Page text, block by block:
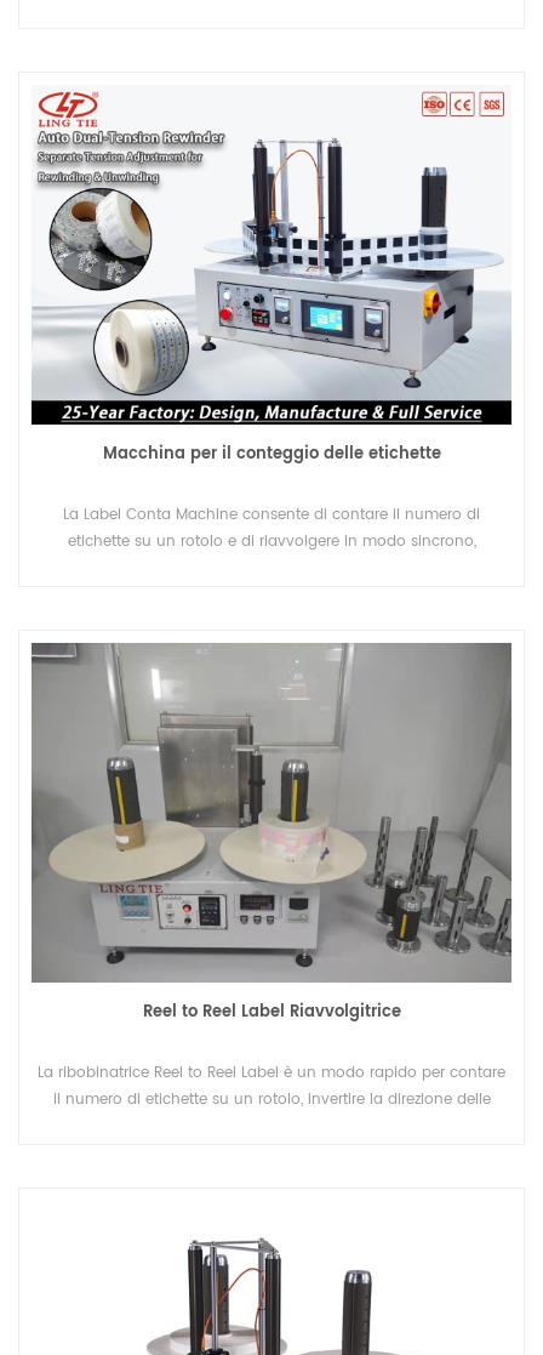
Macchina per il conteggio delle etichette
La Label Conta Machine consente di contare il numero di
etichette su un rotolo e di riavvolgere in modo sincrono,
Reel to Reel Label Riavvolgitrice
La ribobinatrice Reel to Reel Label è un modo rapido per contare
il numero di etichette su un rotolo, invertire la direzione delle